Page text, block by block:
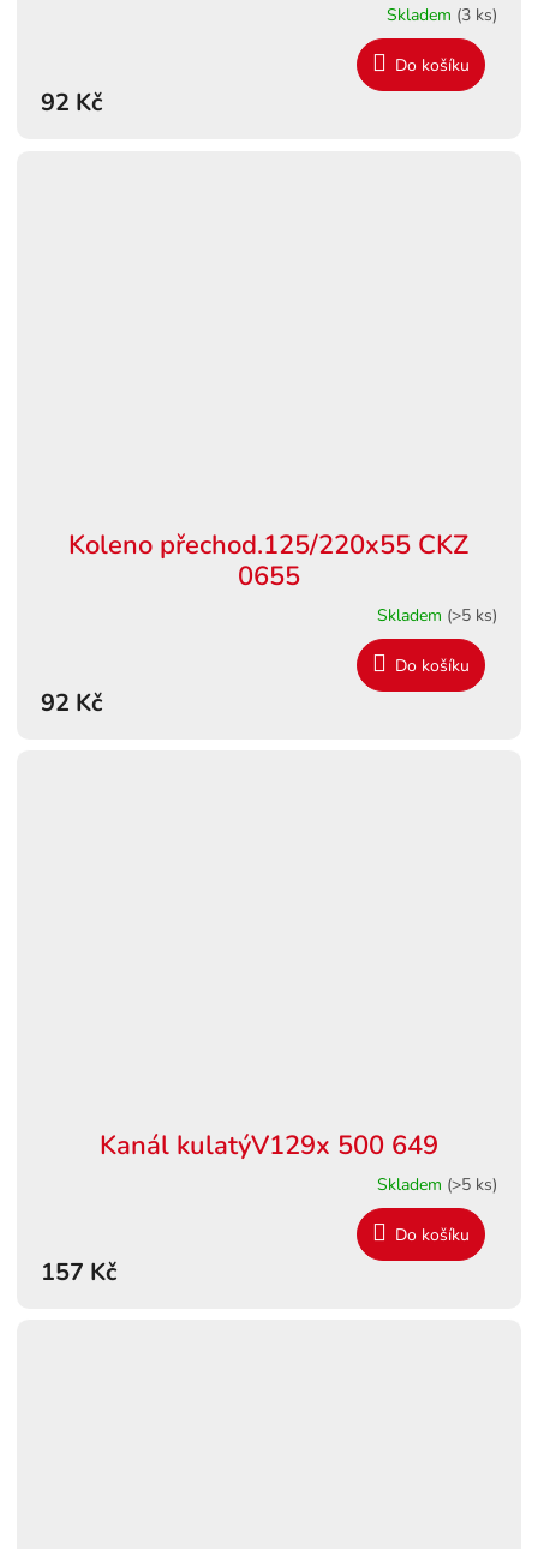
Skladem (3 ks)
92 Kč
Do košíku
Koleno přechod.125/220x55 CKZ
0655
Skladem (>5 ks)
92 Kč
Do košíku
Kanál kulatýV129x 500 649
Skladem (>5 ks)
157 Kč
Do košíku